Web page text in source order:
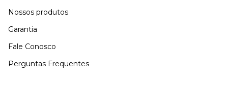
Nossos produtos
Garantia
Fale Conosco
Perguntas Frequentes